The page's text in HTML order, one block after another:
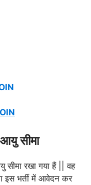
सीमा
सीमा रखा गया हैं || वह
इस भर्ती में आवेदन कर